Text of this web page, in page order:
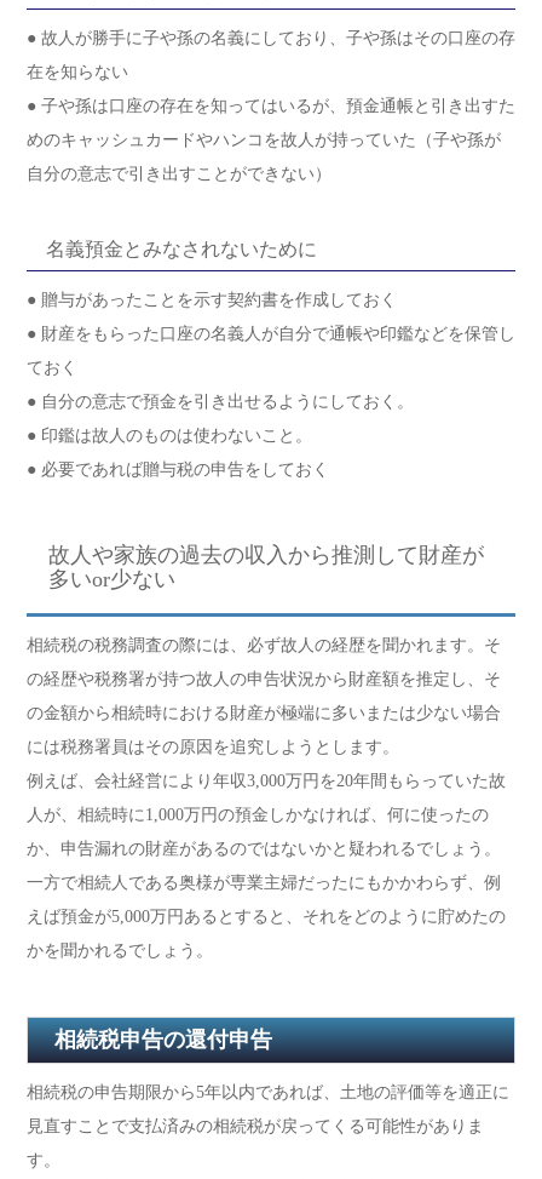
● 故人が勝手に子や孫の名義にしており、子や孫はその口座の存
在を知らない
● 子や孫は口座の存在を知ってはいるが、預金通帳と引き出すた
めのキャッシュカードやハンコを故人が持っていた（子や孫が
自分の意志で引き出すことができない）
名義預金とみなされないために
● 贈与があったことを示す契約書を作成しておく
● 財産をもらった口座の名義人が自分で通帳や印鑑などを保管し
ておく
● 自分の意志で預金を引き出せるようにしておく。
● 印鑑は故人のものは使わないこと。
● 必要であれば贈与税の申告をしておく
故人や家族の過去の収入から推測して財産が
多いor少ない
相続税の税務調査の際には、必ず故人の経歴を聞かれます。そ
の経歴や税務署が持つ故人の申告状況から財産額を推定し、そ
の金額から相続時における財産が極端に多いまたは少ない場合
には税務署員はその原因を追究しようとします。
例えば、会社経営により年収3,000万円を20年間もらっていた故
人が、相続時に1,000万円の預金しかなければ、何に使ったの
か、申告漏れの財産があるのではないかと疑われるでしょう。
一方で相続人である奥様が専業主婦だったにもかかわらず、例
えば預金が5,000万円あるとすると、それをどのように貯めたの
かを聞かれるでしょう。
相続税申告の還付申告
相続税の申告期限から5年以内であれば、土地の評価等を適正に
見直すことで支払済みの相続税が戻ってくる可能性がありま
す。